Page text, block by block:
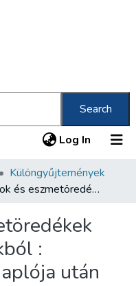
Search
Log In (current)
Különgyűjtemények
Korrajzok és eszmetöredékek 1850-1867 évszakból : Jankovich Vincze naplója után
:
után